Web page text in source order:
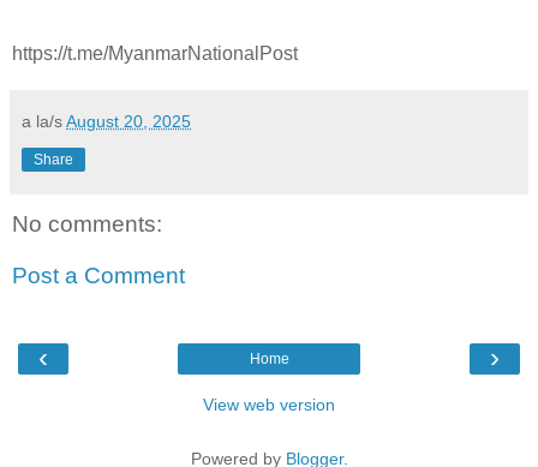
https://t.me/MyanmarNationalPost
a la/sAugust 20, 2025
Share
No comments:
Post a Comment
‹ ›
Home
View web version
Powered by Blogger.